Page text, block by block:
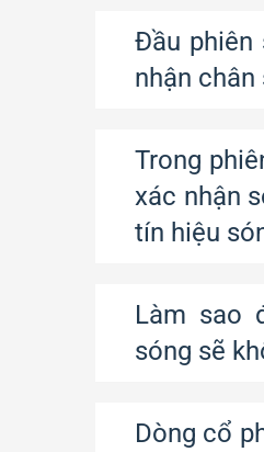
Đầu phiên
nhận
Trong
xác nhận
tín hiệu
Làm sao
sóng sẽ
Dòng cổ